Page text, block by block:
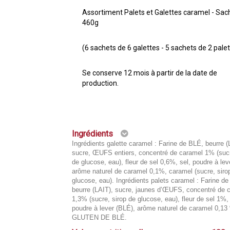
Assortiment Palets et Galettes caramel -
460g
(6 sachets de 6 galettes - 5 sachets de 2
Se conserve 12 mois à partir de la date de
production.
Ingrédients
Ingrédients galette caramel : Farine de BLÉ, beurre
sucre, ŒUFS entiers, concentré de caramel 1%
de glucose, eau), fleur de sel 0,6%, sel, poudre à
arôme naturel de caramel 0,1%, caramel (sucre,
glucose, eau). Ingrédients palets caramel : Farine
beurre (LAIT), sucre, jaunes d’ŒUFS, concentré de
1,3% (sucre, sirop de glucose, eau), fleur de sel
poudre à lever (BLÉ), arôme naturel de caramel 0,13
GLUTEN DE BLÉ.